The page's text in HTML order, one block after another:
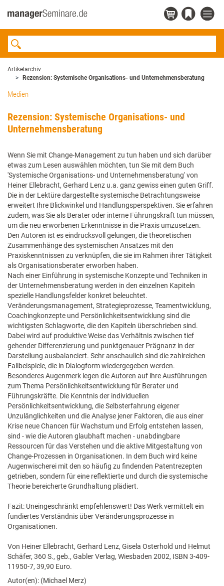
Artikelarchiv
Rezension: Systemische Organisations- und Unternehmensberatung
Medien
Rezension: Systemische Organisations- und
Unternehmensberatung
Wenn Sie mit Change-Management zu tun haben und sich darüber
etwas zum Lesen auswählen möchten, tun Sie mit dem Buch
'Systemische Organisations- und Unternehmensberatung' von
Heiner Ellebracht, Gerhard Lenz u.a. ganz gewiss einen guten Griff.
Die in der Lektüre dargestellte systemische Betrachtungsweise
erweitert Ihre Blickwinkel und Handlungsperspektiven. Sie erfahren
zudem, was Sie als Berater oder interne Führungskraft tun müssen,
um die neu erworbenen Erkenntnisse in die Praxis umzusetzen.
Den Autoren ist es eindrucksvoll gelungen, die theoretischen
Zusammenhänge des systemischen Ansatzes mit den
Praxiskenntnissen zu verknüpfen, die sie im Rahmen ihrer Tätigkeit
als Organisationsberater erworben haben.
Nach einer Einführung in systemische Konzepte und Techniken in
der Unternehmensberatung werden in den einzelnen Kapiteln
spezielle Handlungsfelder konkret beleuchtet.
Veränderungsmanagement, Strategieprozesse, Teamentwicklung,
Coachingkonzepte und Persönlichkeitsentwicklung sind die
wichtigsten Schlagworte, die den Kapiteln überschrieben sind.
Dabei wird auf produktive Weise das Verhältnis zwischen tief
gehender Differenzierung und punktgenauer Prägnanz in der
Darstellung ausbalanciert. Sehr anschaulich sind die zahlreichen
Fallbeispiele, die in Dialogform wiedergegeben werden.
Besonderes Augenmerk legen die Autoren auf ihre Ausführungen
zum Thema Persönlichkeitsentwicklung für Berater und
Führungskräfte. Die Kenntnis der individuellen
Persönlichkeitsentwicklung, die Selbsterfahrung eigener
Unzulänglichkeiten und die Analyse jener Faktoren, die aus einer
Krise neue Chancen für Wachstum und Erfolg entstehen lassen,
sind - wie die Autoren glaubhaft machen - unabdingbare
Ressourcen für das Verstehen und die aktive Mitgestaltung von
Change-Prozessen in Organisationen. In dem Buch wird keine
Augenwischerei mit den so häufig zu findenden Patentrezepten
getrieben, sondern für eine reflektierte und durch die systemische
Theorie bereicherte Grundhaltung plädiert.
Fazit: Uneingeschränkt empfehlenswert! Das Werk vermittelt ein
fundiertes Verständnis über Veränderungsprozesse in
Organisationen.
Von Heiner Ellebracht, Gerhard Lenz, Gisela Osterhold und Helmut
Schäfer, 360 S., geb., Gabler Verlag, Wiesbaden 2002, ISBN 3-409-
11950-7, 39,90 Euro.
Autor(en): (Michael Merz)